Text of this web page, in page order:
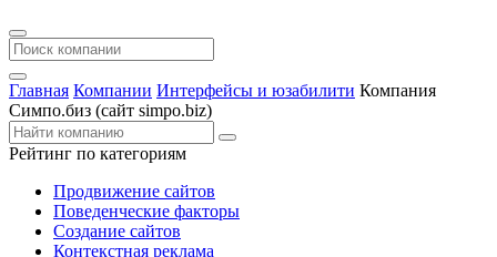
Главная Компании Интерфейсы и юзабилити Компания
Симпо.биз (сайт simpo.biz)
Рейтинг по категориям
Продвижение сайтов
Поведенческие факторы
Создание сайтов
Контекстная реклама